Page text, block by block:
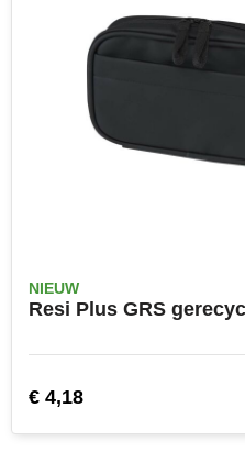
NIEUW
Resi Plus GRS
€ 4,18